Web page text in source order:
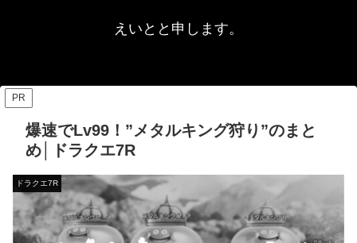
えいとと申します。
PR
爆速でLv99！”メタルキング狩り”のまと
め│ドラクエ7R
ドラクエ7R